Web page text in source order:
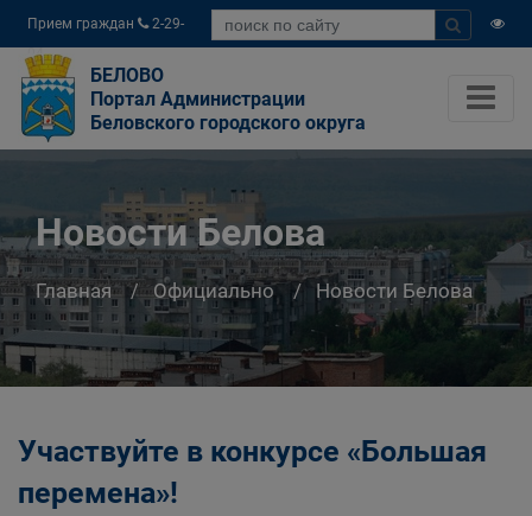
Прием граждан
2-29-
04
БЕЛОВО
Портал Администрации
Беловского городского округа
Новости Белова
Главная Официально Новости Белова
Участвуйте в конкурсе «Большая
перемена»!